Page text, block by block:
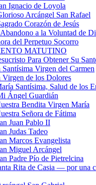
Ignacio de Loyola
Arcángel San Rafael
Corazón de Jesús
a la Voluntad de
del Perpetuo Socorro
MATUTINO
Para Obtener Su
Santísima Virgen del Carmen
Virgen de los Dolores
Santísima, Salud de los
Ángel Guardián
Bendita Virgen María
Señora de Fátima
Juan Pablo II
Judas Tadeo
Marcos Evangelista
Miguel Arcángel
Padre Pío de Pietrelcina
Rita de Casia — por una